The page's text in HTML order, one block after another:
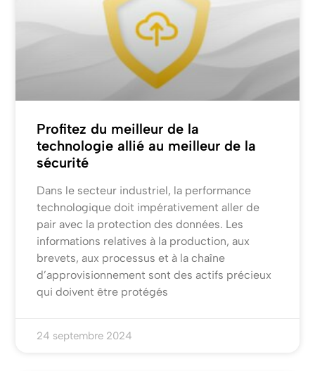
Profitez du meilleur de la
technologie allié au meilleur de la
sécurité
Dans le secteur industriel, la performance
technologique doit impérativement aller de
pair avec la protection des données. Les
informations relatives à la production, aux
brevets, aux processus et à la chaîne
d’approvisionnement sont des actifs précieux
qui doivent être protégés
24 septembre 2024